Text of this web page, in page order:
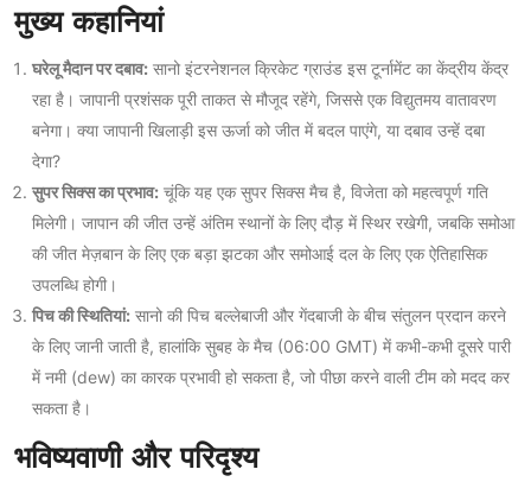
मुख्य कहानियां
घरेलू मैदान पर दबाव: सानो इंटरनेशनल क्रिकेट ग्राउंड इस टूर्नामेंट का केंद्रीय केंद्र
रहा है। जापानी प्रशंसक पूरी ताकत से मौजूद रहेंगे, जिससे एक विद्युतमय वातावरण
बनेगा। क्या जापानी खिलाड़ी इस ऊर्जा को जीत में बदल पाएंगे, या दबाव उन्हें दबा
देगा?
सुपर सिक्स का प्रभाव: चूंकि यह एक सुपर सिक्स मैच है, विजेता को महत्वपूर्ण गति
मिलेगी। जापान की जीत उन्हें अंतिम स्थानों के लिए दौड़ में स्थिर रखेगी, जबकि समोआ
की जीत मेज़बान के लिए एक बड़ा झटका और समोआई दल के लिए एक ऐतिहासिक
उपलब्धि होगी।
पिच की स्थितियां: सानो की पिच बल्लेबाजी और गेंदबाजी के बीच संतुलन प्रदान करने
के लिए जानी जाती है, हालांकि सुबह के मैच (06:00 GMT) में कभी-कभी दूसरे पारी
में नमी (dew) का कारक प्रभावी हो सकता है, जो पीछा करने वाली टीम को मदद कर
सकता है।
भविष्यवाणी और परिदृश्य